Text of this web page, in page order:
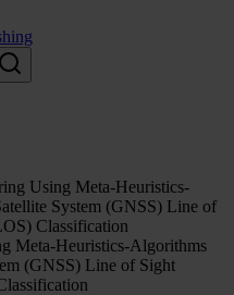
Using Meta-Heuristics-
System (GNSS) Line of
Classification
Meta-Heuristics-Algorithms
(GNSS) Line of Sight